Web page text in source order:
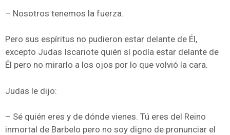
– Nosotros tenemos la fuerza.
Pero sus espíritus no pudieron estar delante de Él,
excepto Judas Iscariote quién sí podía estar delante de
Él pero no mirarlo a los ojos por lo que volvió la cara.
Judas le dijo:
– Sé quién eres y de dónde vienes. Tú eres del Reino
inmortal de Barbelo pero no soy digno de pronunciar el